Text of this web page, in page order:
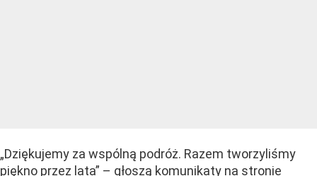
„Dziękujemy za wspólną podróż. Razem tworzyliśmy
piękno przez lata” – głoszą komunikaty na stronie